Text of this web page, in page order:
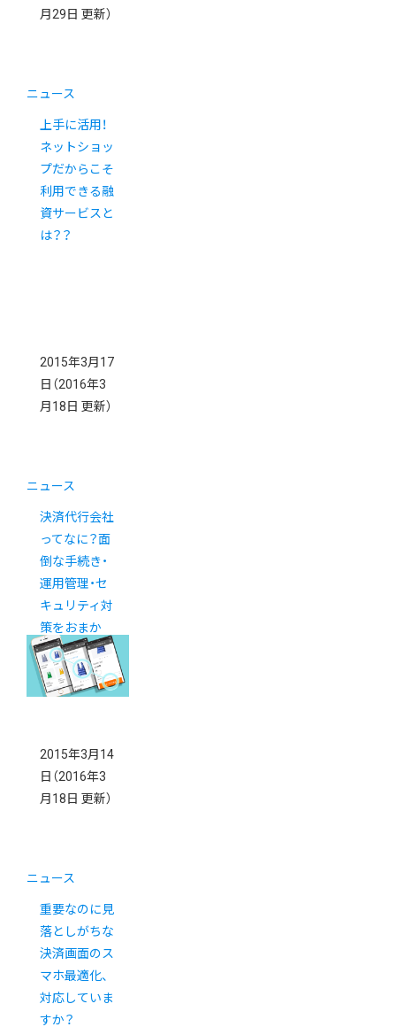
月29日 更新）
ニュース
上手に活用！
ネットショッ
プだからこそ
利用できる融
資サービスと
は？？
2015年3月17
日 （2016年3
月18日 更新）
ニュース
決済代行会社
ってなに？面
倒な手続き・
運用管理・セ
キュリティ対
策をおまか
せ！
2015年3月14
日 （2016年3
月18日 更新）
ニュース
重要なのに見
落としがちな
決済画面のス
マホ最適化、
対応していま
すか？